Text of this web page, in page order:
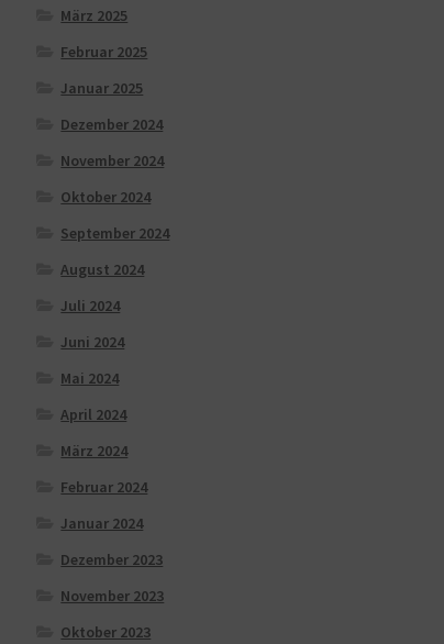
März 2025
Februar 2025
Januar 2025
Dezember 2024
November 2024
Oktober 2024
September 2024
August 2024
Juli 2024
Juni 2024
Mai 2024
April 2024
März 2024
Februar 2024
Januar 2024
Dezember 2023
November 2023
Oktober 2023